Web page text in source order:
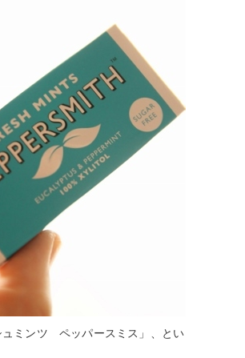
ュミンツ ペッパースミス」、とい